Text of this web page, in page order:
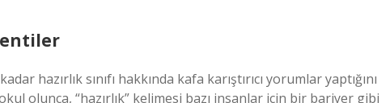
hazırlık sınıfı hakkında kafa karıştırıcı yorumlar yaptığını
olunca, “hazırlık” kelimesi bazı insanlar için bir bariyer gibi